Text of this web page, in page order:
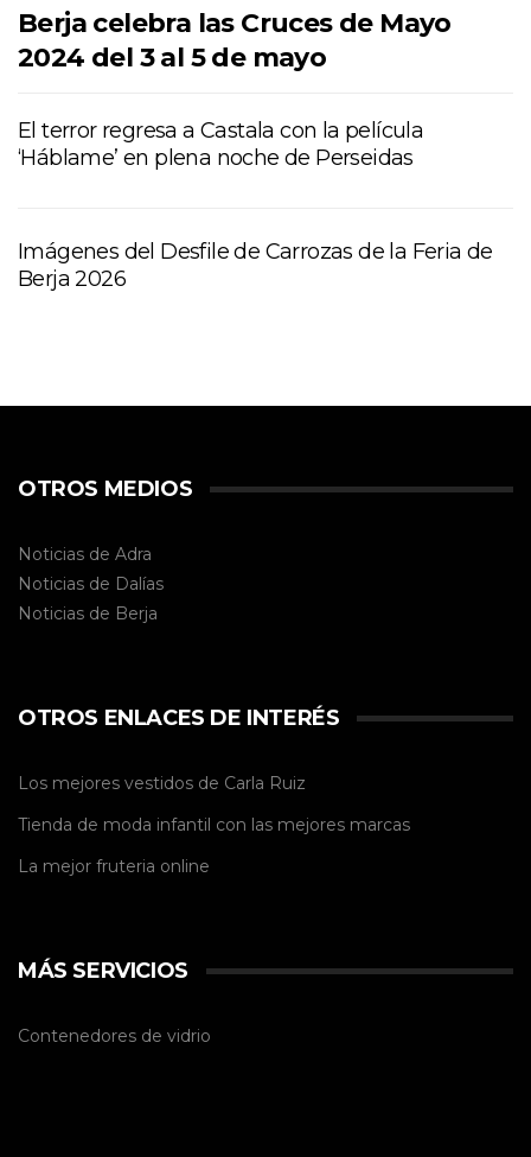
Berja celebra las Cruces de Mayo
2024 del 3 al 5 de mayo
El terror regresa a Castala con la película
‘Háblame’ en plena noche de Perseidas
Imágenes del Desfile de Carrozas de la Feria de
Berja 2026
OTROS MEDIOS
Noticias de Adra
Noticias de Dalías
Noticias de Berja
OTROS ENLACES DE INTERÉS
Los mejores vestidos de Carla Ruiz
Tienda de moda infantil con las mejores marcas
La mejor fruteria online
MÁS SERVICIOS
Contenedores de vidrio